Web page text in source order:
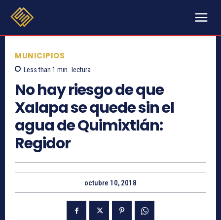
MUNICIPIOS
Less than 1 min. lectura
No hay riesgo de que
Xalapa se quede sin el
agua de Quimixtlán:
Regidor
octubre 10, 2018